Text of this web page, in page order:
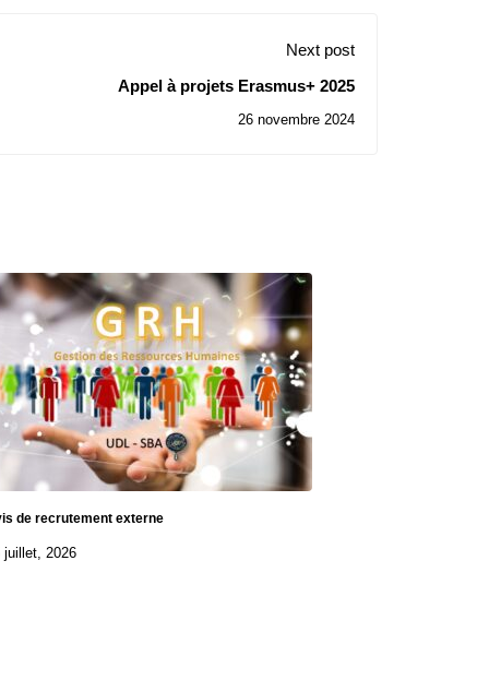
Next post
Appel à projets Erasmus+ 2025
26 novembre 2024
de recrutement externe
juillet, 2026